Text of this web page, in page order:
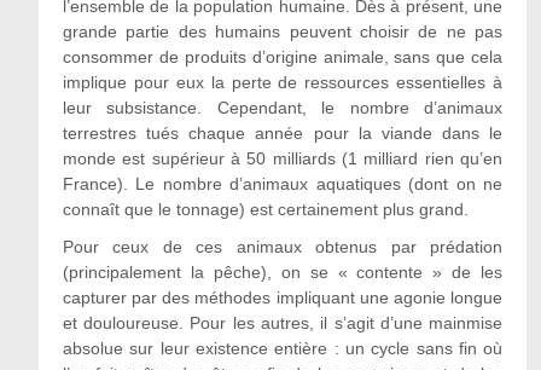
l’ensemble de la population humaine. Dès à présent, une
grande partie des humains peuvent choisir de ne pas
consommer de produits d’origine animale, sans que cela
implique pour eux la perte de ressources essentielles à
leur subsistance. Cependant, le nombre d’animaux
terrestres tués chaque année pour la viande dans le
monde est supérieur à 50 milliards (1 milliard rien qu’en
France). Le nombre d’animaux aquatiques (dont on ne
connaît que le tonnage) est certainement plus grand.
Pour ceux de ces animaux obtenus par prédation
(principalement la pêche), on se « contente » de les
capturer par des méthodes impliquant une agonie longue
et douloureuse. Pour les autres, il s’agit d’une mainmise
absolue sur leur existence entière : un cycle sans fin où